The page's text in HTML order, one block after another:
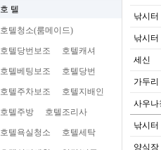
호 텔
호텔청소(룸메이드)
호텔당번보조 호텔캐셔
호텔베팅보조 호텔당번
호텔주차보조 호텔지배인
호텔주방 호텔조리사
호텔욕실청소 호텔세탁
낚시터
낚시터
세신
가두리
사우나
낚시터
양식장